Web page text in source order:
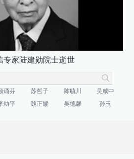
专家陆建勋院士逝世
诵芬 苏哲子 陈毓川
吴咸中
幼平 魏正耀 吴德馨 孙玉